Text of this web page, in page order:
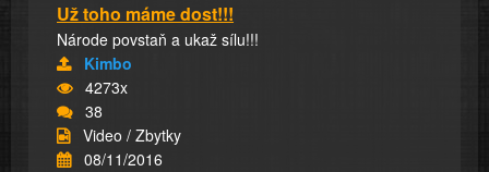
Už toho máme dost!!!
Národe povstaň a ukaž sílu!!!
Kimbo
4273x
38
Video / Zbytky
08/11/2016